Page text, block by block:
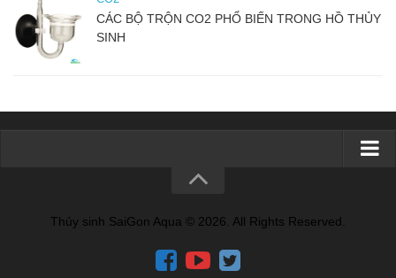
CÁC BỘ TRỘN CO2 PHỔ BIẾN TRONG HỒ THỦY
SINH
GIỚI THIỆU
Thủy sinh SaiGon Aqua © 2026. All Rights Reserved.